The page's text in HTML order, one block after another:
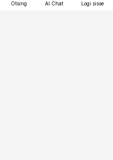
Otsing AI Chat Logi sisse